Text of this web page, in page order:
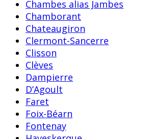
Chambes alias Jambes
Chamborant
Chateaugiron
Clermont-Sancerre
Clisson
Clèves
Dampierre
D’Agoult
Faret
Foix-Béarn
Fontenay